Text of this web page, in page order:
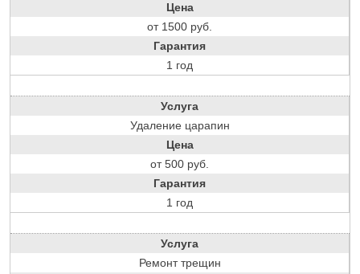
Цена
от 1500 руб.
Гарантия
1 год
Услуга
Удаление царапин
Цена
от 500 руб.
Гарантия
1 год
Услуга
Ремонт трещин